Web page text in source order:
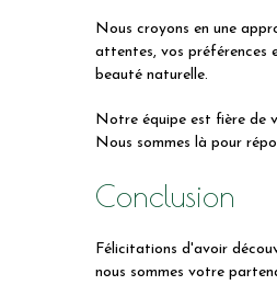
Nous croyons en une
attentes, vos préférences
beauté naturelle.
Notre équipe est fière de
Nous sommes là pour
Conclusion
Félicitations d'avoir
nous sommes votre